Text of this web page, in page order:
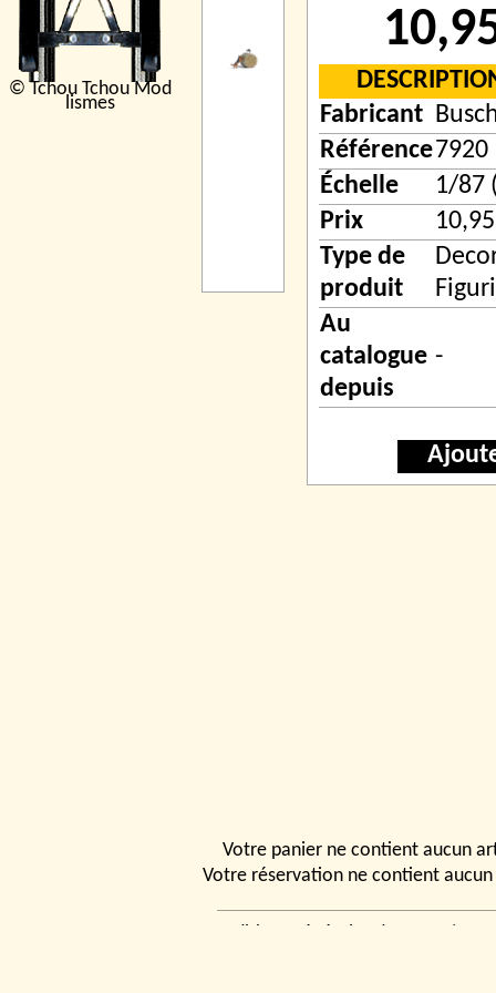
© Tchou Tchou Mod
lismes
Fabricant
Référence7920
Échelle
1/87
Prix
Type de
produit
Au
catalogue
depuis
-
Votre panier ne contient aucun
Votre réservation ne contient